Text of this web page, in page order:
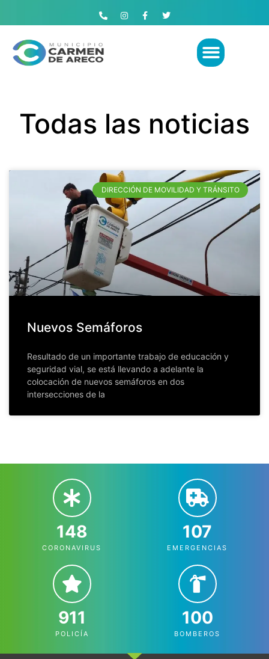
Todas las noticias
DIRECCIÓN DE MOVILIDAD Y TRÁNSITO
Nuevos Semáforos
Resultado de un importante trabajo de educación y
seguridad vial, se está llevando a adelante la
colocación de nuevos semáforos en dos
intersecciones de la
148
CORONAVIRUS
107
EMERGENCIAS
911
POLICÍA
100
BOMBEROS